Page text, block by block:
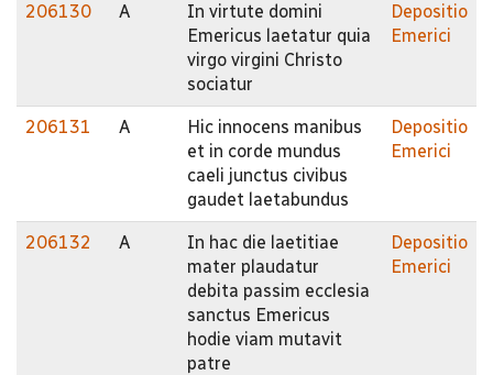
206130 A
In virtute domini
Emericus laetatur quia
virgo virgini Christo
sociatur
Depositio
Emerici
206131 A
Hic innocens manibus
et in corde mundus
caeli junctus civibus
gaudet laetabundus
Depositio
Emerici
206132 A
In hac die laetitiae
mater plaudatur
debita passim ecclesia
sanctus Emericus
hodie viam mutavit
patre
Depositio
Emerici